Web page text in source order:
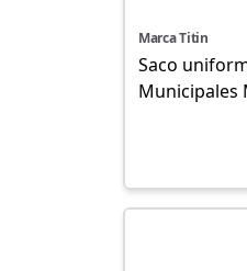
Marca Titin
Saco
Municipales